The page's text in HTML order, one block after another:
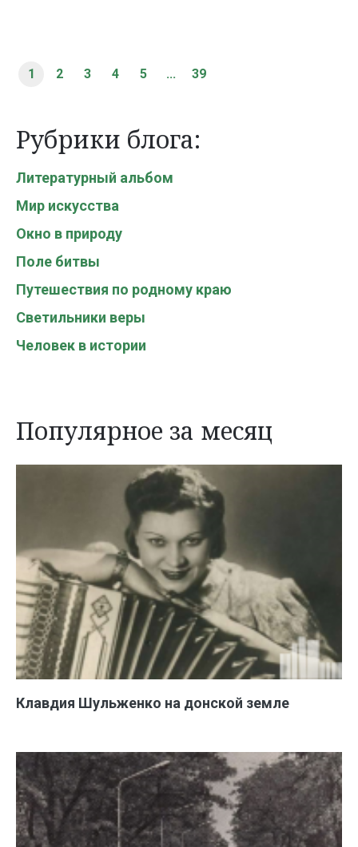
1 2 3 4 5 ... 39
Рубрики блога:
Литературный альбом
Мир искусства
Окно в природу
Поле битвы
Путешествия по родному краю
Светильники веры
Человек в истории
Популярное за месяц
Клавдия Шульженко на донской земле